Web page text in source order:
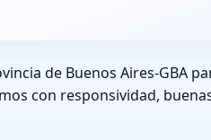
de Buenos Aires-GBA
con responsividad,